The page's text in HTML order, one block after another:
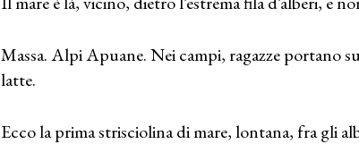
Massa. Alpi Apuane. Nei campi, ragazze portano
latte.
Ecco la prima strisciolina di mare, lontana, fra gli